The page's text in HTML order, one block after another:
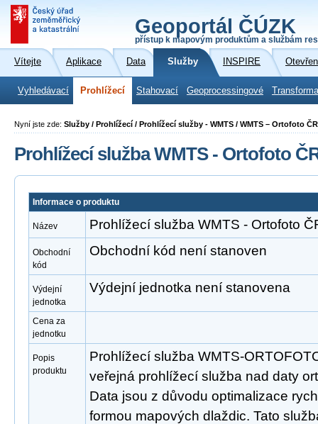
Geoportál ČÚZK
přístup k mapovým produktům a službám
Vítejte Aplikace Data Služby INSPIRE
Vyhledávací Prohlížecí Stahovací Geoprocessingové
Nyní jste zde: Služby / Prohlížecí / Prohlížecí služby - WMTS / WMTS – Ortofoto ČR
Prohlížecí služba WMTS - Ortofoto
Informace o produktu
Název Prohlížecí služba WMTS - Ortofoto
Obchodní
kód
Obchodní kód není stanoven
Výdejní
jednotka
Výdejní jednotka není stanovena
Cena za
jednotku
Popis
produktu
Prohlížecí služba WMTS-
veřejná prohlížecí služba nad daty
Data jsou z důvodu optimalizace
formou mapových dlaždic. Tato